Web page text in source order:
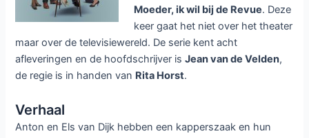
Moeder, ik wil bij de Revue. Deze
keer gaat het niet over het theater
maar over de televisiewereld. De serie kent acht
afleveringen en de hoofdschrijver isJean van de Velden,
de regie is in handen van Rita Horst.
Verhaal
Anton en Els van Dijk hebben een kapperszaak en hun